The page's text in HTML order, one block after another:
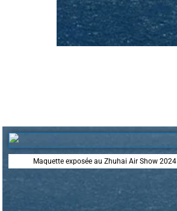
Maquette exposée au Zhuhai Air Show 2024